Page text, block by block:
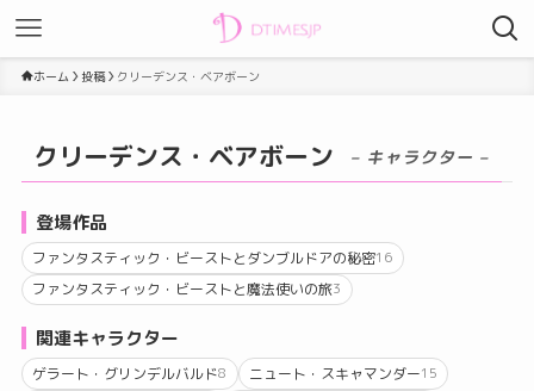
ホーム 投稿 クリーデンス・ベアボーン
クリーデンス・ベアボーン – キャラクター –
登場作品
ファンタスティック・ビーストとダンブルドアの秘密16
ファンタスティック・ビーストと魔法使いの旅3
関連キャラクター
ゲラート・グリンデルバルド8 ニュート・スキャマンダー15